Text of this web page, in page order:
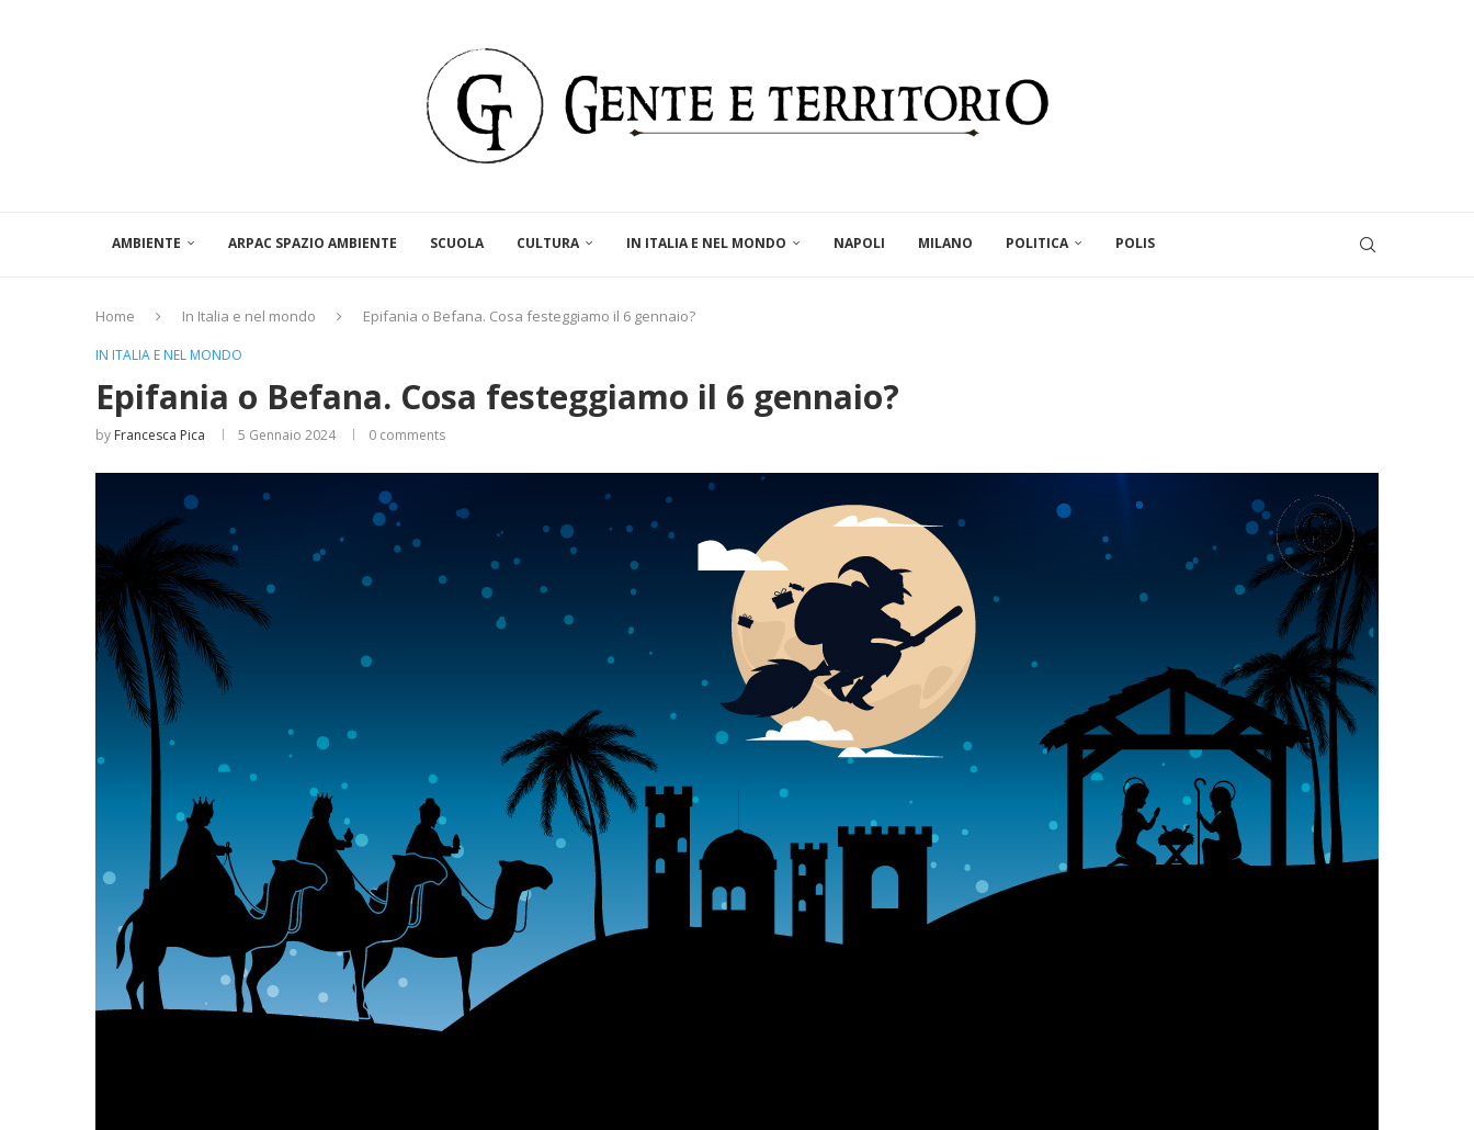
AMBIENTE ARPAC SPAZIO AMBIENTE SCUOLA CULTURA IN ITALIA E NEL MONDO NAPOLI MILANO POLITICA POLIS
Home In Italia e nel mondo Epifania o Befana. Cosa festeggiamo il 6 gennaio?
IN ITALIA E NEL MONDO
Epifania o Befana. Cosa festeggiamo il 6 gennaio?
by Francesca Pica 5 Gennaio 2024 0 comments